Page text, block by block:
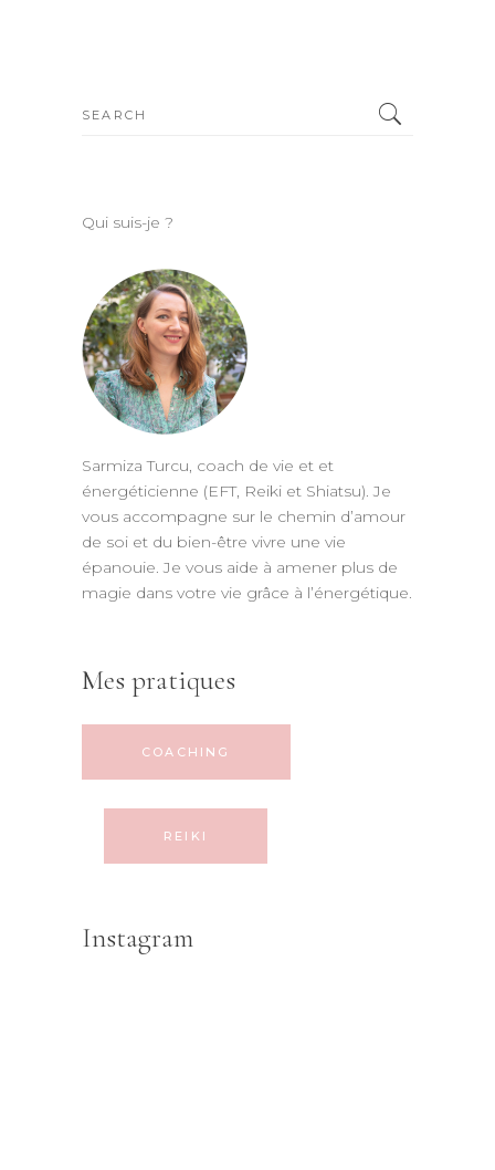
Search
Qui suis-je ?
Sarmiza Turcu, coach de vie et et
énergéticienne (EFT, Reiki et Shiatsu). Je
vous accompagne sur le chemin d’amour
de soi et du bien-être vivre une vie
épanouie. Je vous aide à amener plus de
magie dans votre vie grâce à l’énergétique.
Mes pratiques
COACHING
REIKI
Instagram